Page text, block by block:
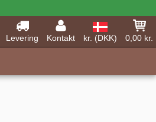
Levering Kontakt kr. (DKK)
0,00 kr.